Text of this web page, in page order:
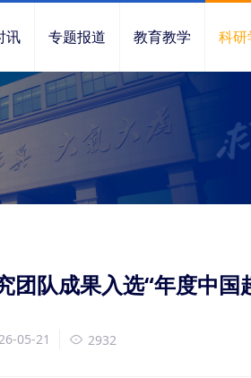
讯 专题报道 教育教学 科
团队成果入选“年度中国
05-21 2932